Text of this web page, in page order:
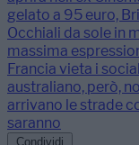
gelato a 95 euro,
Occhiali da sole in
massima
Francia vieta i
australiano, però,
arrivano le strade
saranno
Condividi